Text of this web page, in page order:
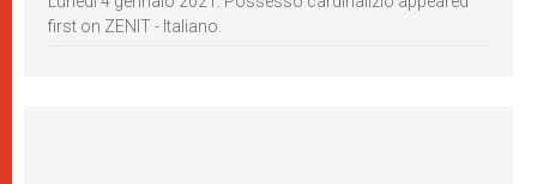
first on ZENIT - Italiano.